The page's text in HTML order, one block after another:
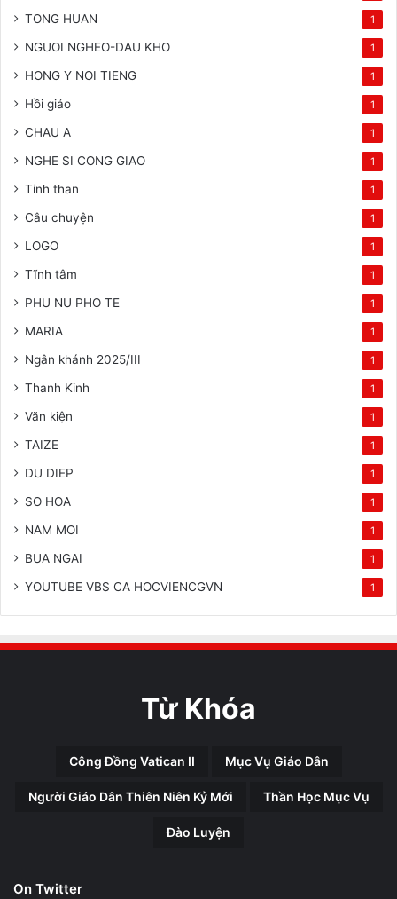
TONG HUAN 1
NGUOI NGHEO-DAU KHO 1
HONG Y NOI TIENG 1
Hồi giáo 1
CHAU A 1
NGHE SI CONG GIAO 1
Tinh than 1
Câu chuyện 1
LOGO 1
Tĩnh tâm 1
PHU NU PHO TE 1
MARIA 1
Ngân khánh 2025/III 1
Thanh Kinh 1
Văn kiện 1
TAIZE 1
DU DIEP 1
SO HOA 1
NAM MOI 1
BUA NGAI 1
YOUTUBE VBS CA HOCVIENCGVN 1
Từ Khóa
Công Đồng Vatican II Mục Vụ Giáo Dân
Người Giáo Dân Thiên Niên Kỷ Mới Thần Học Mục Vụ
Đào Luyện
On Twitter